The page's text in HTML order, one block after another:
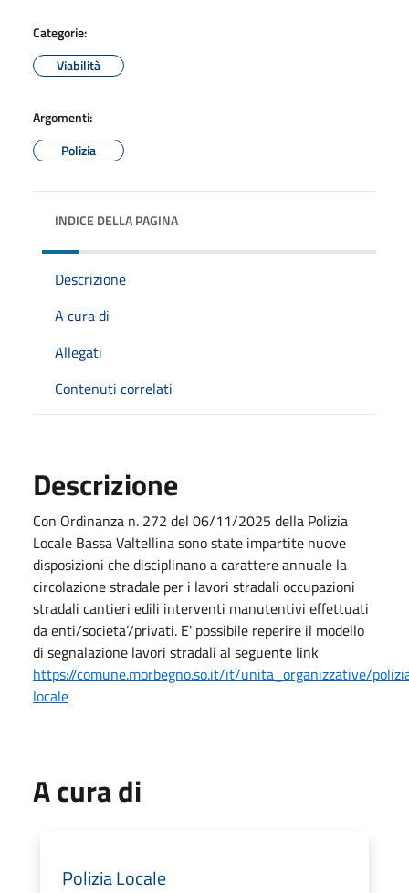
Categorie:
Viabilità
Argomenti:
Polizia
INDICE DELLA PAGINA
Descrizione
A cura di
Allegati
Contenuti correlati
Descrizione
Con Ordinanza n. 272 del 06/11/2025 della Polizia
Locale Bassa Valtellina sono state impartite nuove
disposizioni che disciplinano a carattere annuale la
circolazione stradale per i lavori stradali occupazioni
stradali cantieri edili interventi manutentivi effettuati
da enti/societa’/privati. E' possibile reperire il modello
di segnalazione lavori stradali al seguente link
https://comune.morbegno.so.it/it/unita_organizzative/
locale
A cura di
Polizia Locale